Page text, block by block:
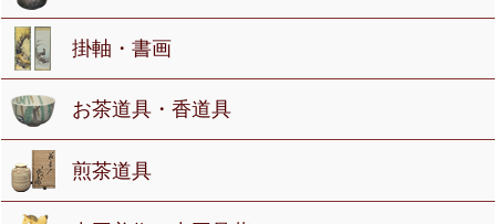
掛軸・書画
お茶道具・香道具
煎茶道具